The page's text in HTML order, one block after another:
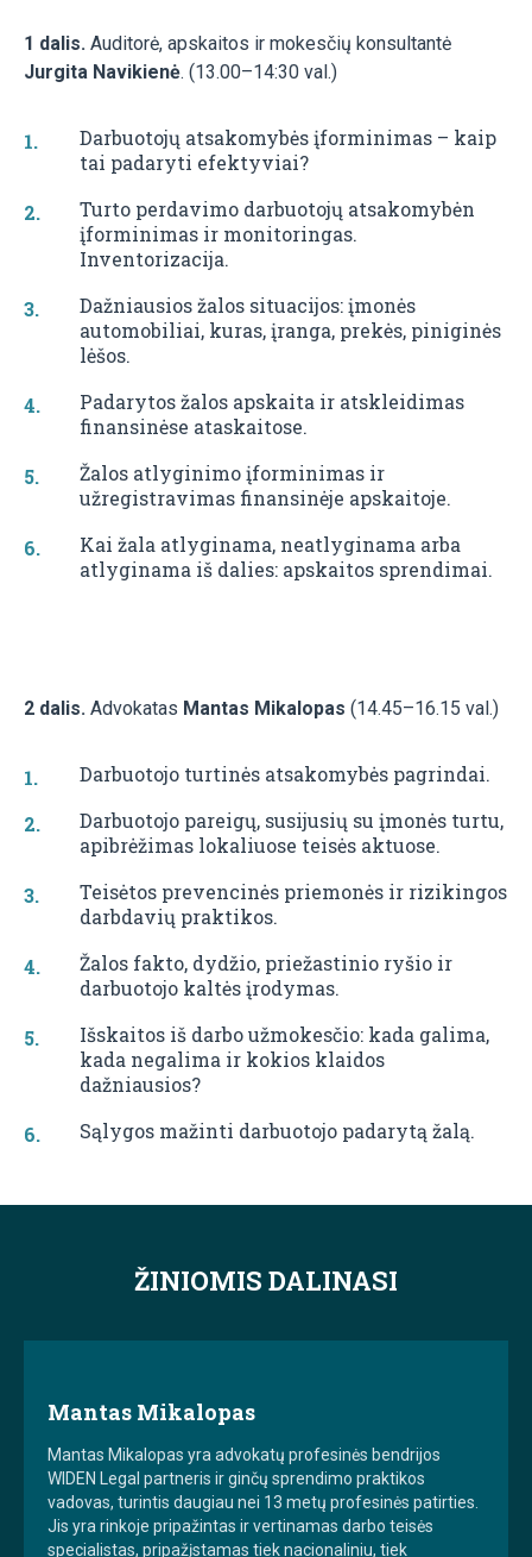
1 dalis. Auditorė, apskaitos ir mokesčių konsultantė
Jurgita Navikienė. (13.00–14:30 val.)
Darbuotojų atsakomybės įforminimas – kaip
tai padaryti efektyviai?
Turto perdavimo darbuotojų atsakomybėn
įforminimas ir monitoringas.
Inventorizacija.
Dažniausios žalos situacijos: įmonės
automobiliai, kuras, įranga, prekės, piniginės
lėšos.
Padarytos žalos apskaita ir atskleidimas
finansinėse ataskaitose.
Žalos atlyginimo įforminimas ir
užregistravimas finansinėje apskaitoje.
Kai žala atlyginama, neatlyginama arba
atlyginama iš dalies: apskaitos sprendimai.
2 dalis. Advokatas Mantas Mikalopas (14.45–16.15 val.)
Darbuotojo turtinės atsakomybės pagrindai.
Darbuotojo pareigų, susijusių su įmonės turtu,
apibrėžimas lokaliuose teisės aktuose.
Teisėtos prevencinės priemonės ir rizikingos
darbdavių praktikos.
Žalos fakto, dydžio, priežastinio ryšio ir
darbuotojo kaltės įrodymas.
Išskaitos iš darbo užmokesčio: kada galima,
kada negalima ir kokios klaidos
dažniausios?
Sąlygos mažinti darbuotojo padarytą žalą.
ŽINIOMIS DALINASI
Mantas Mikalopas
Mantas Mikalopas yra advokatų profesinės bendrijos
WIDEN Legal partneris ir ginčų sprendimo praktikos
vadovas, turintis daugiau nei 13 metų profesinės patirties.
Jis yra rinkoje pripažintas ir vertinamas darbo teisės
specialistas, pripažįstamas tiek nacionaliniu, tiek